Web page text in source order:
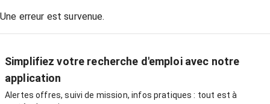
Une erreur est survenue.
Simplifiez votre recherche d'emploi avec notre
application
Alertes offres, suivi de mission, infos pratiques : tout est à